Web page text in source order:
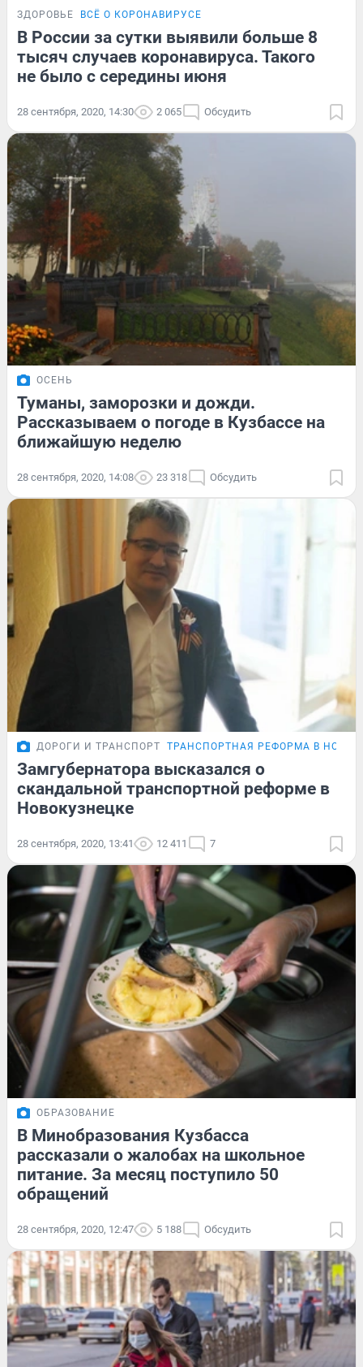
ЗДОРОВЬЕ ВСЁ О КОРОНАВИРУСЕ
В России за сутки выявили больше 8
тысяч случаев коронавируса. Такого
не было с середины июня
28 сентября, 2020, 14:30 2 065 Обсудить
ОСЕНЬ
Туманы, заморозки и дожди.
Рассказываем о погоде в Кузбассе на
ближайшую неделю
28 сентября, 2020, 14:08 23 318 Обсудить
ДОРОГИ И ТРАНСПОРТ ТРАНСПОРТНАЯ РЕФОРМА В
Замгубернатора высказался о
скандальной транспортной реформе в
Новокузнецке
28 сентября, 2020, 13:41 12 411 7
ОБРАЗОВАНИЕ
В Минобразования Кузбасса
рассказали о жалобах на школьное
питание. За месяц поступило 50
обращений
28 сентября, 2020, 12:47 5 188 Обсудить